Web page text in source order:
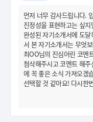
먼저 너무 감사드립니다.
진정성을 표현하고는 싶
완성된 자기소개서에 도
서 본 자기소개서는 무엇
최OO님의 진심어린 코멘
첨삭해주시고 코멘트 해
에 꼭 좋은 소식 가져오겠
선택할 것 같아요! 다시한